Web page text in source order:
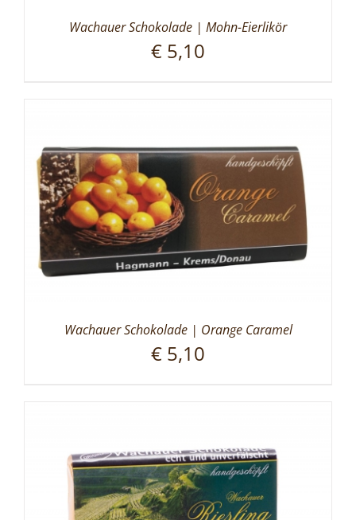
Wachauer Schokolade | Mohn-Eierlikör
€ 5,10
Wachauer Schokolade | Orange Caramel
€ 5,10